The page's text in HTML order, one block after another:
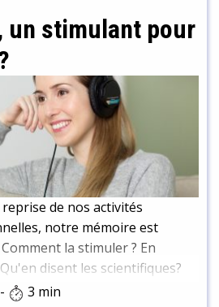
un stimulant pour
de nos activités
notre mémoire est
la stimuler ? En
disent les scientifiques?
- 3 min